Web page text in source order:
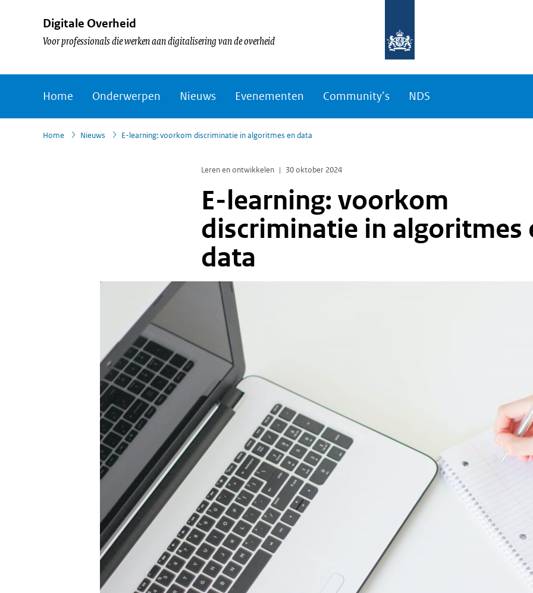
Digitale Overheid
Voor professionals die werken aan digitalisering van de overheid
Home Onderwerpen Nieuws Evenementen Community’s NDS
Home
› Nieuws
› E-learning: voorkom discriminatie in algoritmes en data
E-learning: voorkom
discriminatie in algoritmes
data
Leren en ontwikkelen 30 oktober 2024